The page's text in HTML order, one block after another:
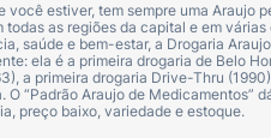
você estiver, tem sempre uma
todas as regiões da capital e em
saúde e bem-estar, a Drogaria
ela é a primeira drogaria de Belo
a primeira drogaria Drive-Thru
O “Padrão Araujo de
preço baixo, variedade e estoque.